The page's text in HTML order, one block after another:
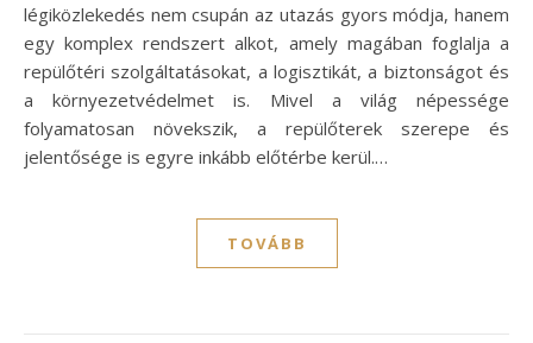
légiközlekedés nem csupán az utazás gyors módja, hanem
egy komplex rendszert alkot, amely magában foglalja a
repülőtéri szolgáltatásokat, a logisztikát, a biztonságot és
a környezetvédelmet is. Mivel a világ népessége
folyamatosan növekszik, a repülőterek szerepe és
jelentősége is egyre inkább előtérbe kerül.…
TOVÁBB